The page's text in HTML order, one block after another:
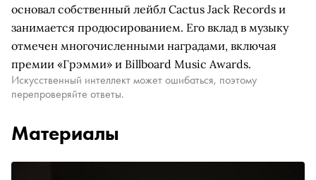
основал собственный лейбл Cactus Jack Records и
занимается продюсированием. Его вклад в музыку
отмечен многочисленными наградами, включая
премии «Грэмми» и Billboard Music Awards.
Искусственный интеллект может ошибаться, поэтому
перепроверяйте ответы.
Материалы